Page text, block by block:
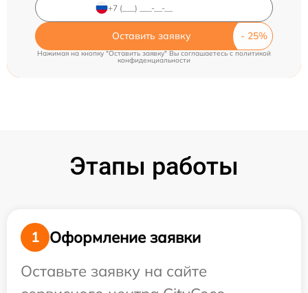
Оставить заявку
Нажимая на кнопку "Оставить заявку" Вы соглашаетесь cполитикой
конфиденциальности
Этапы работы
1
Оформление заявки
Оставьте заявку на сайте